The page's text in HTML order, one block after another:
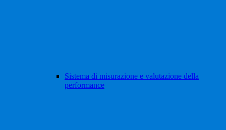
Sistema di misurazione e valutazione della
performance